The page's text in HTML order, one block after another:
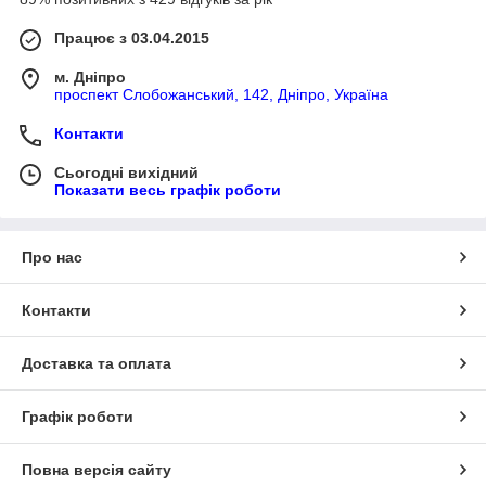
Працює з 03.04.2015
м. Дніпро
проспект Слобожанський, 142, Дніпро, Україна
Контакти
Сьогодні вихідний
Показати весь графік роботи
Про нас
Контакти
Доставка та оплата
Графік роботи
Повна версія сайту